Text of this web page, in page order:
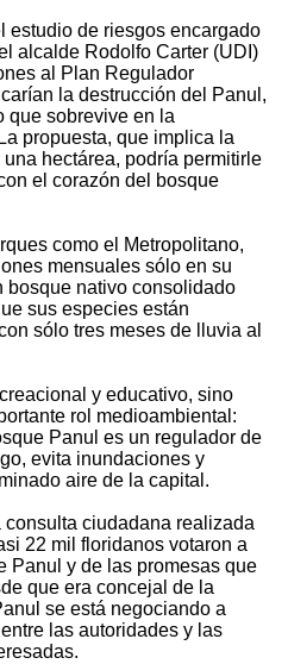
estudio de riesgos encargado
alcalde Rodolfo Carter (UDI)
al Plan Regulador
la destrucción del Panul,
que sobrevive en la
propuesta, que implica la
hectárea, podría permitirle
el corazón del bosque
como el Metropolitano,
mensuales sólo en su
bosque nativo consolidado
sus especies están
sólo tres meses de lluvia al
y educativo, sino
rol medioambiental:
Panul es un regulador de
evita inundaciones y
aire de la capital.
ciudadana realizada
22 mil floridanos votaron a
Panul y de las promesas que
que era concejal de la
se está negociando a
las autoridades y las